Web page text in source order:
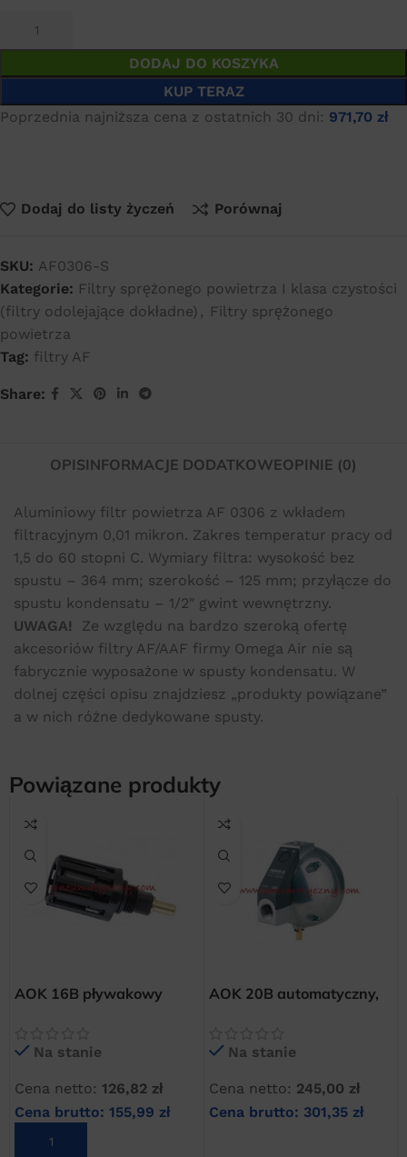
DODAJ DO KOSZYKA
KUP TERAZ
Poprzednia najniższa cena z ostatnich 30 dni: 971,70 zł
Dodaj do listy życzeń Porównaj
SKU: AF0306-S
Kategorie: Filtry sprężonego powietrza I klasa czystości
(filtry odolejające dokładne) , Filtry sprężonego
powietrza
Tag: filtry AF
Share:
OPISINFORMACJE DODATKOWEOPINIE (0)
Aluminiowy filtr powietrza AF 0306 z wkładem
filtracyjnym 0,01 mikron. Zakres temperatur pracy od
1,5 do 60 stopni C. Wymiary filtra: wysokość bez
spustu – 364 mm; szerokość – 125 mm; przyłącze do
spustu kondensatu – 1/2″ gwint wewnętrzny.
UWAGA!
Ze względu na bardzo szeroką ofertę
akcesoriów filtry AF/AAF firmy Omega Air nie są
fabrycznie wyposażone w spusty kondensatu. W
dolnej części opisu znajdziesz „produkty powiązane”
a w nich różne dedykowane spusty.
Powiązane produkty
AOK 16B pływakowy
Omega
Na stanie
Cena netto: 126,82 zł
Cena brutto: 155,99 zł
DODAJ DO KOSZYKA
AOK 20B automatyczny,
Na stanie
Cena netto: 245,00 zł
Cena brutto: 301,35 zł